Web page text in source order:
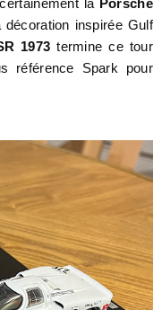
la Porsche
inspirée Gulf
1973 termine ce tour
référence Spark pour